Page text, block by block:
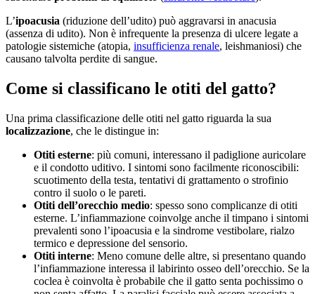
L’ipoacusia (riduzione dell’udito) può aggravarsi in anacusia
(assenza di udito). Non è infrequente la presenza di ulcere legate a
patologie sistemiche (atopia, insufficienza renale, leishmaniosi) che
causano talvolta perdite di sangue.
Come si classificano le otiti del gatto?
Una prima classificazione delle otiti nel gatto riguarda la sua
localizzazione, che le distingue in:
Otiti esterne: più comuni, interessano il padiglione auricolare
e il condotto uditivo. I sintomi sono facilmente riconoscibili:
scuotimento della testa, tentativi di grattamento o strofinio
contro il suolo o le pareti.
Otiti dell’orecchio medio: spesso sono complicanze di otiti
esterne. L’infiammazione coinvolge anche il timpano i sintomi
prevalenti sono l’ipoacusia e la sindrome vestibolare, rialzo
termico e depressione del sensorio.
Otiti interne: Meno comune delle altre, si presentano quando
l’infiammazione interessa il labirinto osseo dell’orecchio. Se la
coclea è coinvolta è probabile che il gatto senta pochissimo o